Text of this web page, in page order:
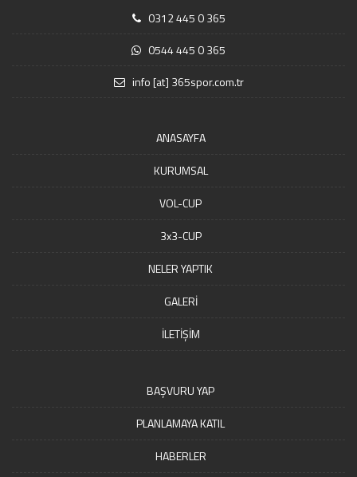
0312 445 0 365
0544 445 0 365
info [at] 365spor.com.tr
ANASAYFA
KURUMSAL
VOL-CUP
3x3-CUP
NELER YAPTIK
GALERİ
İLETİŞİM
BAŞVURU YAP
PLANLAMAYA KATIL
HABERLER